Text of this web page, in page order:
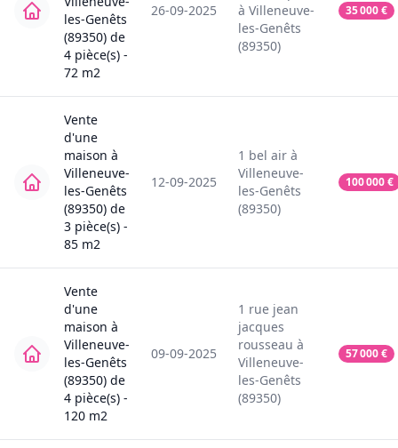
les-Genêts
(89350) de
4 pièce(s) -
72 m2
26-09-2025
à Villeneuve-
les-Genêts
(89350)
35 000€
Vente
d'une
maison à
Villeneuve-
les-Genêts
(89350) de
3 pièce(s) -
85 m2
12-09-2025
1 bel air à
Villeneuve-
les-Genêts
(89350)
100 000€
Vente
d'une
maison à
Villeneuve-
les-Genêts
(89350) de
4 pièce(s) -
120 m2
09-09-2025
1 rue jean
jacques
rousseau à
Villeneuve-
les-Genêts
(89350)
57 000€